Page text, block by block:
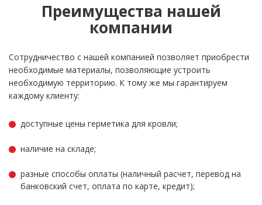
Преимущества нашей
компании
Сотрудничество с нашей компанией позволяет приобрести
необходимые материалы, позволяющие устроить
необходимую территорию. К тому же мы гарантируем
каждому клиенту:
доступные цены герметика для кровли;
наличие на складе;
разные способы оплаты (наличный расчет, перевод на
банковский счет, оплата по карте, кредит);